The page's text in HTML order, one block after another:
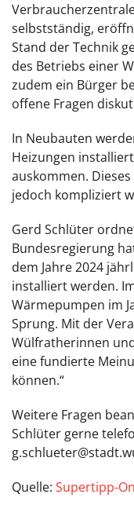
selbstständig,
Stand der Technik
des Betriebs einer
zudem ein Bürger
offene Fragen
In Neubauten
Heizungen
auskommen.
jedoch kompliziert
Gerd Schlüter
Bundesregierung
dem Jahre 2024
installiert werden.
Wärmepumpen im
Sprung. Mit der
Wülfratherinnen
eine fundierte
können.“
Weitere Fragen
Schlüter gerne
Quelle: Supertipp-